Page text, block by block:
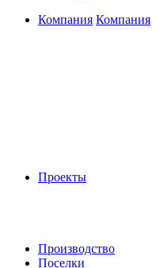
Компания Компания
Проекты
Производство
Поселки